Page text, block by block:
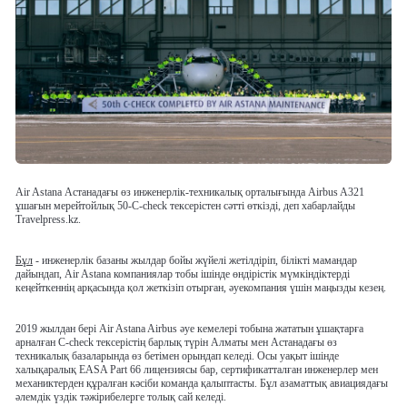
Air Astana Астанадағы өз инженерлік-техникалық орталығында Airbus A321
ұшағын мерейтойлық 50-C-check тексерістен сәтті өткізді, деп хабарлайды
Travelpress.kz.
Бұл - инженерлік базаны жылдар бойы жүйелі жетілдіріп, білікті мамандар
дайындап, Air Astana компаниялар тобы ішінде өндірістік мүмкіндіктерді
кеңейткеннің арқасында қол жеткізіп отырған, әуекомпания үшін маңызды кезең.
2019 жылдан бері Air Astana Airbus әуе кемелері тобына жататын ұшақтарға
арналған C-check тексерістің барлық түрін Алматы мен Астанадағы өз
техникалық базаларында өз бетімен орындап келеді. Осы уақыт ішінде
халықаралық EASA Part 66 лицензиясы бар, сертификатталған инженерлер мен
механиктерден құралған кәсіби команда қалыптасты. Бұл азаматтық авиациядағы
әлемдік үздік тәжірибелерге толық сай келеді.